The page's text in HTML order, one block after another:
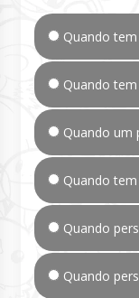
Quando
Quando
Quando um
Quando
Quando
Quando